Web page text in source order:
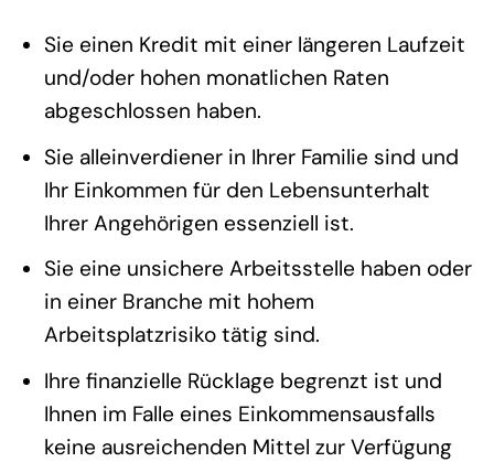
Sie einen Kredit mit einer längeren Laufzeit
und/oder hohen monatlichen Raten
abgeschlossen haben.
Sie alleinverdiener in Ihrer Familie sind und
Ihr Einkommen für den Lebensunterhalt
Ihrer Angehörigen essenziell ist.
Sie eine unsichere Arbeitsstelle haben oder
in einer Branche mit hohem
Arbeitsplatzrisiko tätig sind.
Ihre finanzielle Rücklage begrenzt ist und
Ihnen im Falle eines Einkommensausfalls
keine ausreichenden Mittel zur Verfügung